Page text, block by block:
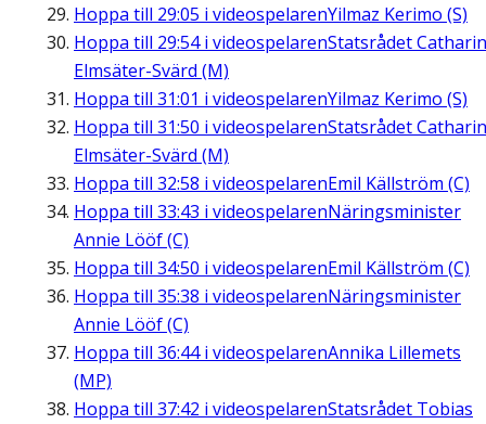
Hoppa till 29:05 i videospelarenYilmaz Kerimo (S)
Hoppa till 29:54i videospelarenStatsrådet
Elmsäter-Svärd (M)
Hoppa till 31:01 i videospelarenYilmaz Kerimo (S)
Hoppa till 31:50 i videospelarenStatsrådet
Elmsäter-Svärd (M)
Hoppa till 32:58 i videospelarenEmil Källström (C)
Hoppa till 33:43 i videospelarenNäringsminister
Annie Lööf (C)
Hoppa till 34:50 i videospelarenEmil Källström (C)
Hoppa till 35:38 i videospelarenNäringsminister
Annie Lööf (C)
Hoppa till 36:44i videospelarenAnnika Lillemets
(MP)
Hoppa till 37:42 i videospelarenStatsrådet Tobias